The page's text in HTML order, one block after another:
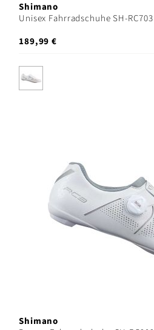
Shimano
Unisex Fahrradschuhe SH-RC703
189,99 €
Shimano